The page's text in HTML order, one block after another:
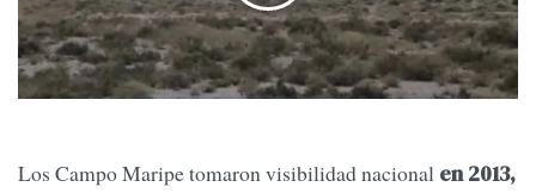
Los Campo Maripe tomaron visibilidad nacional en 2013,